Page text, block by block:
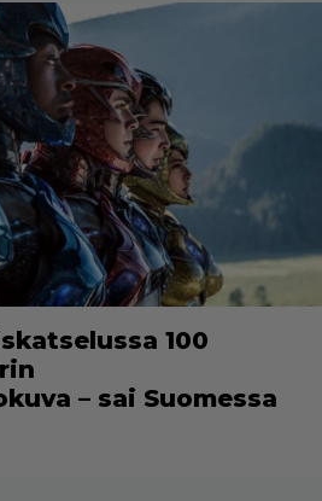
100
– sai Suomessa